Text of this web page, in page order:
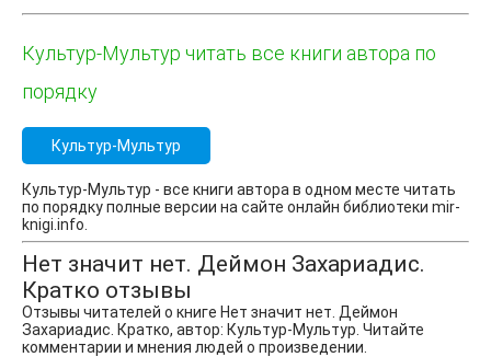
Культур-Мультур читать все книги автора по
порядку
Культур-Мультур
Культур-Мультур - все книги автора в одном месте читать
по порядку полные версии на сайте онлайн библиотеки mir-
knigi.info.
Нет значит нет. Деймон Захариадис.
Кратко отзывы
Отзывы читателей о книге Нет значит нет. Деймон
Захариадис. Кратко, автор: Культур-Мультур. Читайте
комментарии и мнения людей о произведении.